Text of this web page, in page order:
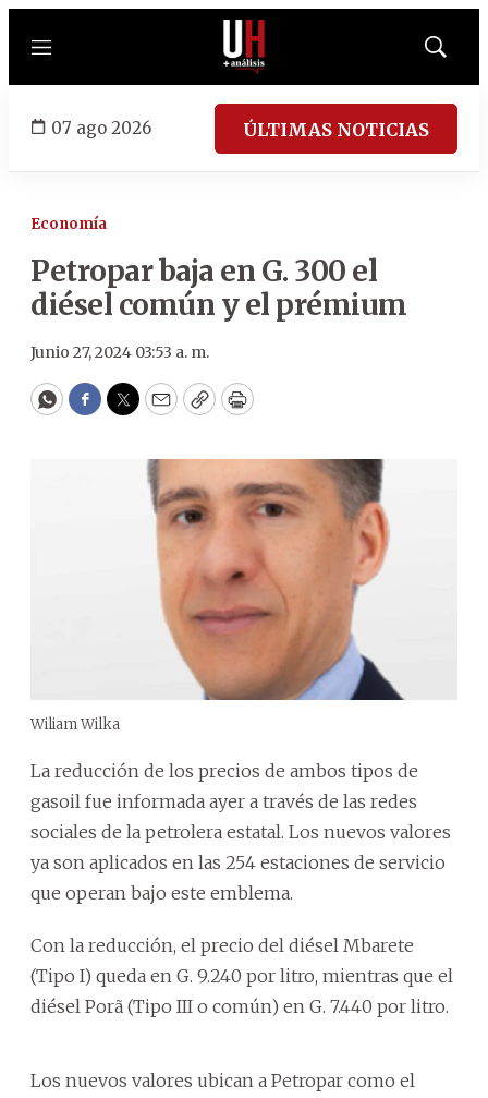
Menú
Mostrar
07 ago 2026 ÚLTIMAS NOTICIAS
Economía
Petropar baja en G. 300 el
diésel común y el prémium
Junio 27, 2024 03:53 a. m.
WhatsApp
Facebook
Twitter
EmailCopyPrint
Wiliam Wilka
La reducción de los precios de ambos tipos de
gasoil fue informada ayer a través de las redes
sociales de la petrolera estatal. Los nuevos valores
ya son aplicados en las 254 estaciones de servicio
que operan bajo este emblema.
Con la reducción, el precio del diésel Mbarete
(Tipo I) queda en G. 9.240 por litro, mientras que el
diésel Porã (Tipo III o común) en G. 7.440 por litro.
Los nuevos valores ubican a Petropar como el